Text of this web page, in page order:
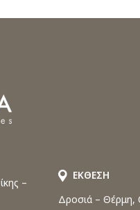
–
ΕΚΘΕΣΗ
Δροσιά – Θέρμη,